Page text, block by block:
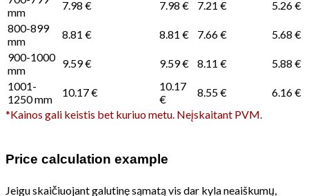
mm
7.98 € 7.98 € 7.21 €
5.26 €
800-899
mm
8.81 € 8.81 € 7.66 €
5.68 €
900-1000
mm
9.59 € 9.59 € 8.11 €
5.88 €
1001-
1250 mm
10.17 €
10.17
€
8.55 €
6.16 €
*Kainos gali keistis bet kuriuo metu. Neįskaitant PVM.
Price calculation example
Jeigu skaičiuojant galutinę sąmatą vis dar kyla neaiškumų,